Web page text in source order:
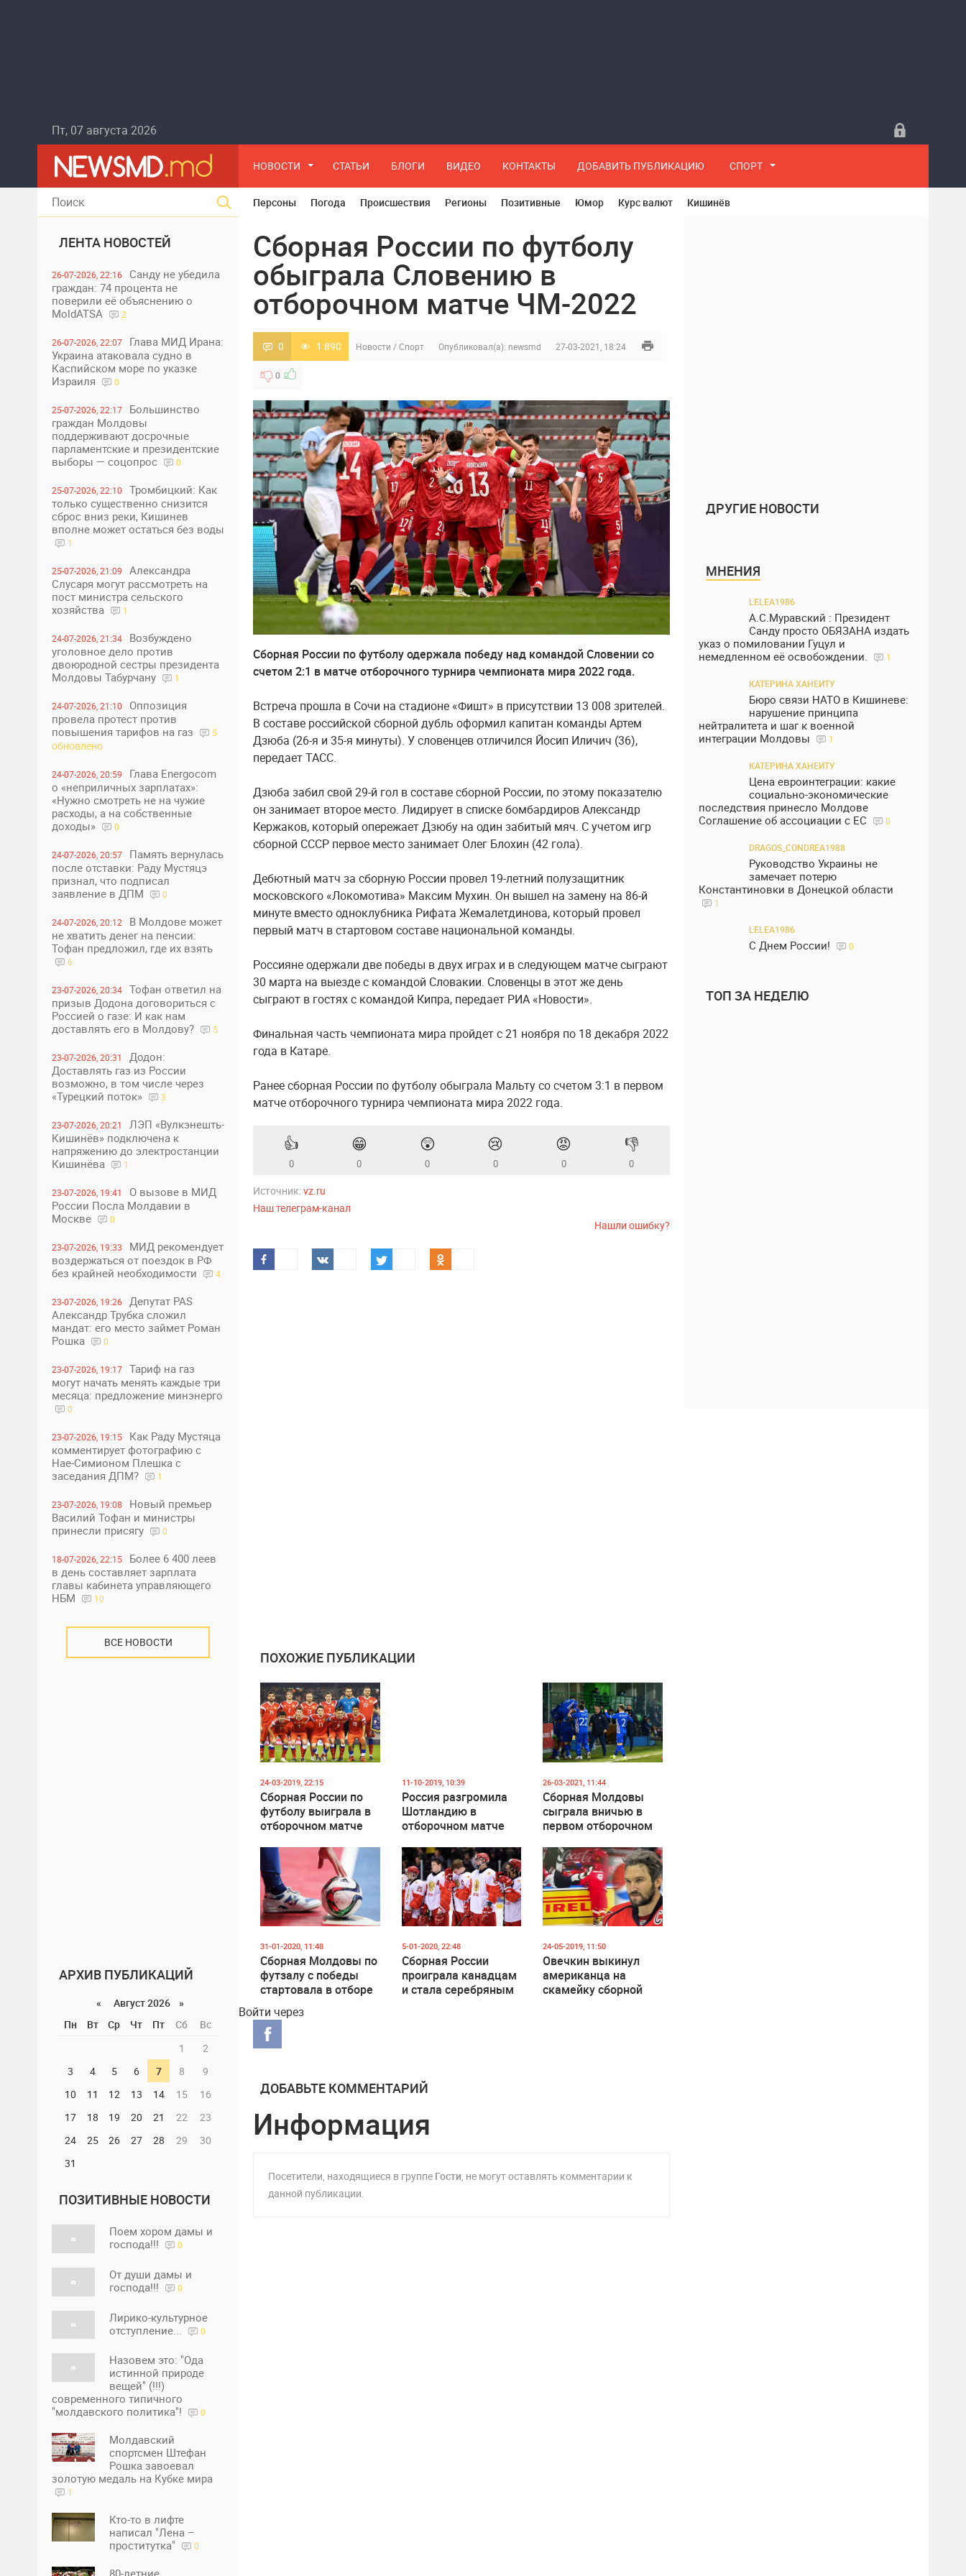
Пт, 07 августа 2026
НОВОСТИ СТАТЬИ БЛОГИ ВИДЕО КОНТАКТЫ ДОБАВИТЬ ПУБЛИКАЦИЮ СПОРТ
ЛЕНТА НОВОСТЕЙ
26-07-2026, 22:16
Санду не убедила
граждан: 74 процента не
поверили её объяснению о
MoldATSA
2
26-07-2026, 22:07
Глава МИД Ирана:
Украина атаковала судно в
Каспийском море по указке
Израиля
0
25-07-2026, 22:17
Большинство
граждан Молдовы
поддерживают досрочные
парламентские и президентские
выборы — соцопрос
0
25-07-2026, 22:10
Тромбицкий: Как
только существенно снизится
сброс вниз реки, Кишинев
вполне может остаться без воды
1
25-07-2026, 21:09
Александра
Слусаря могут рассмотреть на
пост министра сельского
хозяйства
1
24-07-2026, 21:34
Возбуждено
уголовное дело против
двоюродной сестры президента
Молдовы Табурчану
1
24-07-2026, 21:10
Оппозиция
провела протест против
повышения тарифов на газ
5
обновлено
24-07-2026, 20:59
Глава Energocom
о «неприличных зарплатах»:
«Нужно смотреть не на чужие
расходы, а на собственные
доходы»
0
24-07-2026, 20:57
Память вернулась
после отставки: Раду Мустяцэ
признал, что подписал
заявление в ДПМ
0
24-07-2026, 20:12
В Молдове может
не хватить денег на пенсии:
Тофан предложил, где их взять
6
23-07-2026, 20:34
Тофан ответил на
призыв Додона договориться с
Россией о газе: И как нам
доставлять его в Молдову?
5
23-07-2026, 20:31
Додон:
Доставлять газ из России
возможно, в том числе через
«Турецкий поток»
3
23-07-2026, 20:21
ЛЭП «Вулкэнешть-
Кишинёв» подключена к
напряжению до электростанции
Кишинёва
1
23-07-2026, 19:41
О вызове в МИД
России Посла Молдавии в
Москве
0
23-07-2026, 19:33
МИД рекомендует
воздержаться от поездок в РФ
без крайней необходимости
4
23-07-2026, 19:26
Депутат PAS
Александр Трубка сложил
мандат: его место займет Роман
Рошка
0
23-07-2026, 19:17
Тариф на газ
могут начать менять каждые три
месяца: предложение минэнерго
0
23-07-2026, 19:15
Как Раду Мустяца
комментирует фотографию с
Нае-Симионом Плешка с
заседания ДПМ?
1
23-07-2026, 19:08
Новый премьер
Василий Тофан и министры
принесли присягу
0
18-07-2026, 22:15
Более 6 400 леев
в день составляет зарплата
главы кабинета управляющего
НБМ
10
ВСЕ НОВОСТИ
АРХИВ ПУБЛИКАЦИЙ
«
Август 2026 »
Пн
Вт Ср Чт Пт Сб
Вс
1
2
3
4 5 6 7 8
9
10
11 12 13 14 15
16
17
18 19 20 21 22
23
24
25 26 27 28 29
30
31
ПОЗИТИВНЫЕ НОВОСТИ
Поем хором дамы и
господа!!!
0
От души дамы и
господа!!!
0
Лирико-культурное
отступление...
0
Назовем это: "Ода
истинной природе
вещей" (!!!)
современного типичного
"молдавского политика"!
0
Молдавский
спортсмен Штефан
Рошка завоевал
золотую медаль на Кубке мира
1
Кто-то в лифте
написал "Лена –
проститутка"
0
Персоны Погода Происшествия Регионы Позитивные Юмор Курс валют Кишинёв
Сборная России по футболу
обыграла Словению в
отборочном матче ЧМ-2022
0 1 890 Новости /Спорт Опубликовал(а): newsmd 27-03-2021, 18:24
0
Сборная России по футболу одержала победу над командой Словении со
счетом 2:1 в матче отборочного турнира чемпионата мира 2022 года.
Встреча прошла в Сочи на стадионе «Фишт» в присутствии 13 008 зрителей.
В составе российской сборной дубль оформил капитан команды Артем
Дзюба (26-я и 35-я минуты). У словенцев отличился Йосип Иличич (36),
передает ТАСС.
Дзюба забил свой 29-й гол в составе сборной России, по этому показателю
он занимает второе место. Лидирует в списке бомбардиров Александр
Кержаков, который опережает Дзюбу на один забитый мяч. С учетом игр
сборной СССР первое место занимает Олег Блохин (42 гола).
Дебютный матч за сборную России провел 19-летний полузащитник
московского «Локомотива» Максим Мухин. Он вышел на замену на 86-й
минуте вместо одноклубника Рифата Жемалетдинова, который провел
первый матч в стартовом составе национальной команды.
Россияне одержали две победы в двух играх и в следующем матче сыграют
30 марта на выезде с командой Словакии. Словенцы в этот же день
сыграют в гостях с командой Кипра, передает РИА «Новости».
Финальная часть чемпионата мира пройдет с 21 ноября по 18 декабря 2022
года в Катаре.
Ранее сборная России по футболу обыграла Мальту со счетом 3:1 в первом
матче отборочного турнира чемпионата мира 2022 года.
👍
0
😁
0
😲
0
😢
0
😡
0
👎
0
Источник:vz.ru
Наш телеграм-канал
Нашли ошибку?
ПОХОЖИЕ ПУБЛИКАЦИИ
24-03-2019, 22:15
Сборная России по
футболу выиграла в
отборочном матче
11-10-2019, 10:39
Россия разгромила
Шотландию в
отборочном матче
26-03-2021, 11:44
Сборная Молдовы
сыграла вничью в
первом отборочном
мира 2022 года
31-01-2020, 11:48
Сборная Молдовы по
футзалу с победы
стартовала в отборе
Европы-2022
5-01-2020, 22:48
Сборная России
проиграла канадцам
и стала серебряным
24-05-2019, 11:50
Овечкин выкинул
американца на
скамейку сборной
Войти через
ДОБАВЬТЕ КОММЕНТАРИЙ
Информация
Посетители, находящиеся в группе Гости, не могут оставлять комментарии к
данной публикации.
ДРУГИЕ НОВОСТИ
МНЕНИЯ
LELEA1986
А.С.Муравский : Президент
Санду просто ОБЯЗАНА издать
указ о помиловании Гуцул и
немедленном её освобождении.
1
КАТЕРИНА ХАНЕИТУ
Бюро связи НАТО в Кишиневе:
нарушение принципа
нейтралитета и шаг к военной
интеграции Молдовы
1
КАТЕРИНА ХАНЕИТУ
Цена евроинтеграции: какие
социально-экономические
последствия принесло Молдове
Соглашение об ассоциации с ЕС
0
DRAGOS_CONDREA1988
Руководство Украины не
замечает потерю
Константиновки в Донецкой области
1
LELEA1986
С Днем России! 0
ТОП ЗА НЕДЕЛЮ